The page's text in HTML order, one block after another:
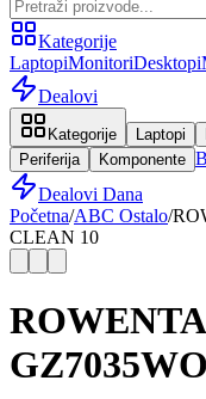
Kategorije
LaptopiMonitoriDesktopi
Dealovi
Kategorije Laptopi
Periferija
Komponente
Dealovi Dana
Početna/ABC Ostalo/
CLEAN 10